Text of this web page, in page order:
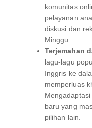
komunitas
pelayanan
diskusi dan
Minggu.
Terjemahan
lagu-lagu
Inggris ke
memperluas
baru yang
pilihan lain.